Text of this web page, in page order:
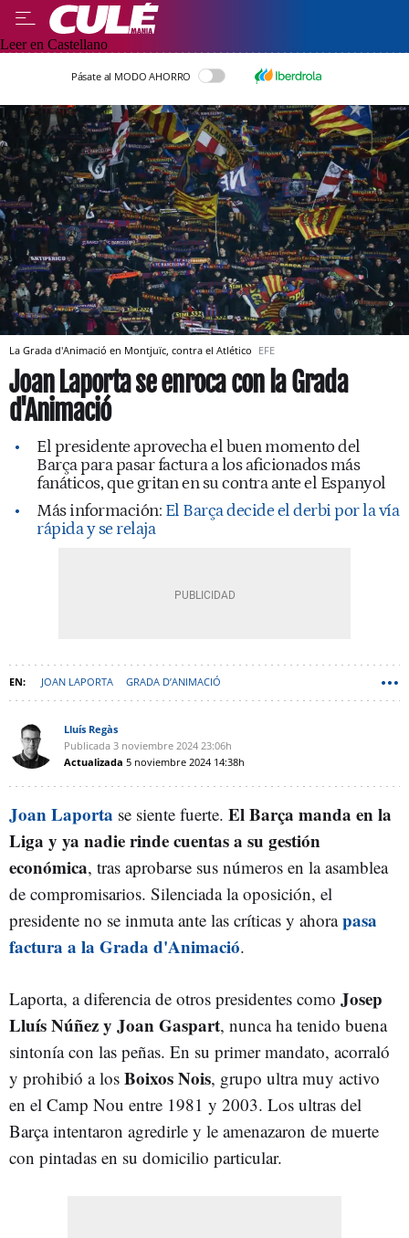
Leer en Castellano
Pásate al MODO AHORRO
La Grada d'Animació en Montjuïc, contra el Atlético EFE
Joan Laporta se enroca con la Grada
d'Animació
El presidente aprovecha el buen momento del
Barça para pasar factura a los aficionados más
fanáticos, que gritan en su contra ante el Espanyol
Más información: El Barça decide el derbi por la vía
rápida y se relaja
JOAN LAPORTA GRADA D’ANIMACIÓ
Lluís Regàs
Publicada 3 noviembre 2024 23:06h
Actualizada 5 noviembre 2024 14:38h
Joan Laporta se siente fuerte. El Barça manda en la
Liga y ya nadie rinde cuentas a su gestión
económica, tras aprobarse sus números en la asamblea
de compromisarios. Silenciada la oposición, el
presidente no se inmuta ante las críticas y ahorapasa
factura a la Grada d'Animació.
Laporta, a diferencia de otros presidentes como Josep
Lluís Núñez y Joan Gaspart, nunca ha tenido buena
sintonía con las peñas. En su primer mandato, acorraló
y prohibió a los Boixos Nois, grupo ultra muy activo
en el Camp Nou entre 1981 y 2003. Los ultras del
Barça intentaron agredirle y le amenazaron de muerte
con pintadas en su domicilio particular.